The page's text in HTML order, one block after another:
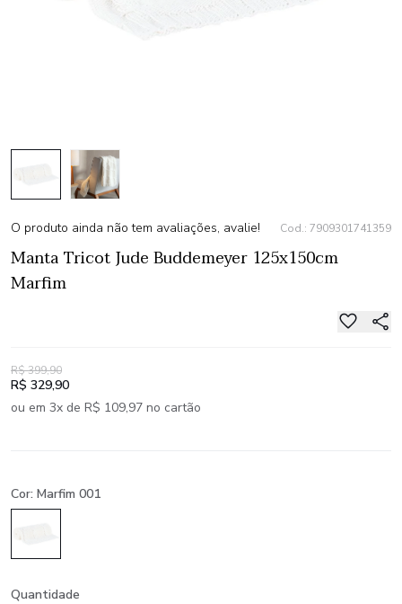
O produto ainda não tem avaliações, avalie! Cod.: 7909301741359
Manta Tricot Jude Buddemeyer 125x150cm
Marfim
R$ 399,90
R$ 329,90
ou em 3x de R$ 109,97 no cartão
Cor: Marfim 001
Quantidade